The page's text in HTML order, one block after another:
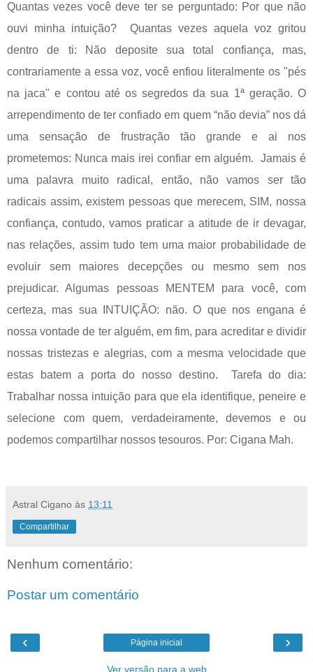
Quantas vezes você deve ter se perguntado: Por que não
ouvi minha intuição? Quantas vezes aquela voz gritou
dentro de ti: Não deposite sua total confiança, mas,
contrariamente a essa voz, você enfiou literalmente os "pés
na jaca" e contou até os segredos da sua 1ª geração. O
arrependimento de ter confiado em quem “não devia” nos dá
uma sensação de frustração tão grande e ai nos
prometemos: Nunca mais irei confiar em alguém. Jamais é
uma palavra muito radical, então, não vamos ser tão
radicais assim, existem pessoas que merecem, SIM, nossa
confiança, contudo, vamos praticar a atitude de ir devagar,
nas relações, assim tudo tem uma maior probabilidade de
evoluir sem maiores decepções ou mesmo sem nos
prejudicar. Algumas pessoas MENTEM para você, com
certeza, mas sua INTUIÇÃO: não. O que nos engana é
nossa vontade de ter alguém, em fim, para acreditar e dividir
nossas tristezas e alegrias, com a mesma velocidade que
estas batem a porta do nosso destino. Tarefa do dia:
Trabalhar nossa intuição para que ela identifique, peneire e
selecione com quem, verdadeiramente, devemos e ou
podemos compartilhar nossos tesouros. Por: Cigana Mah.
Astral Cigano às 13:11
Compartilhar
Nenhum comentário:
Postar um comentário
‹ ›
Página inicial
Ver versão para a web